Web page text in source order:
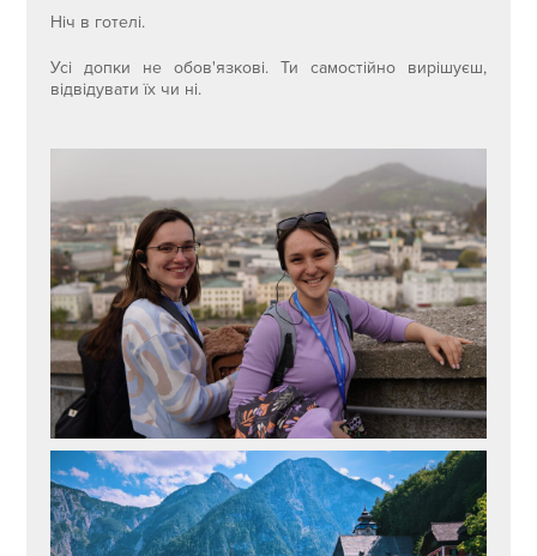
Ніч в готелі.
Усі допки не обов'язкові. Ти самостійно вирішуєш,
відвідувати їх чи ні.